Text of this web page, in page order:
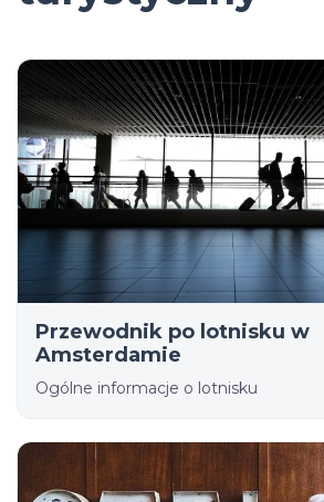
Przewodnik po lotnisku w
Amsterdamie
Ogólne informacje o lotnisku